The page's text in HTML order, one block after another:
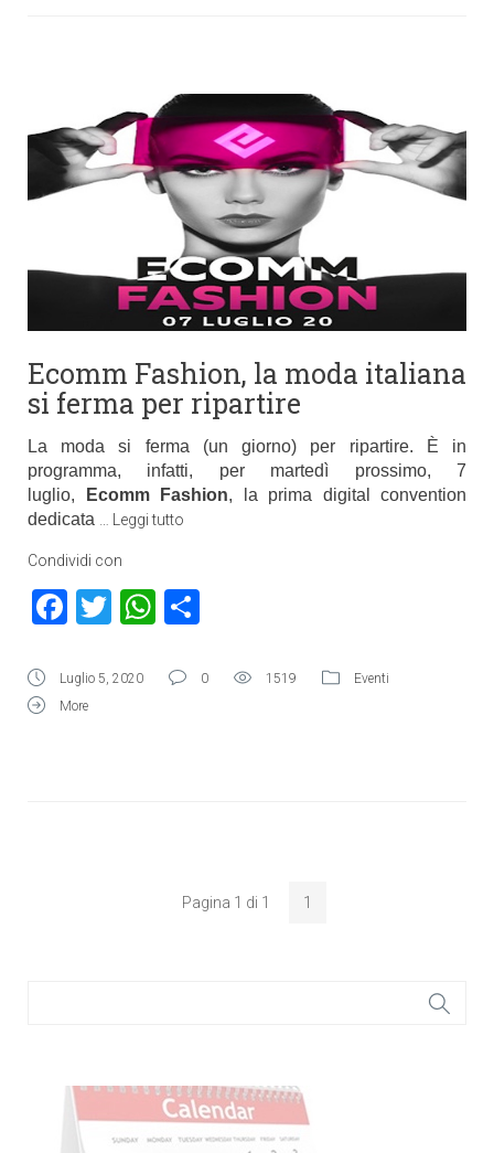
Ecomm Fashion, la moda italiana
si ferma per ripartire
La moda si ferma (un giorno) per ripartire. È in
programma, infatti, per martedì prossimo, 7
luglio,
Ecomm Fashion, la prima digital convention
dedicata
Leggi tutto
Condividi con
Facebook
TwitterWhatsApp
Luglio 5, 2020 0 1519
Eventi
More
Pagina 1 di 1 1